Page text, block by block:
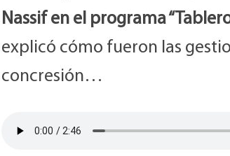
Nassif en el programa
explicó cómo fueron las
concresión…